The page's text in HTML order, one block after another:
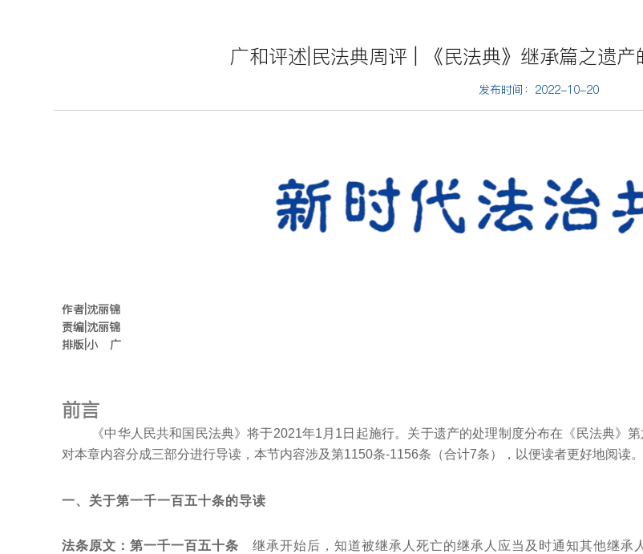
广和评述|民法典周评 | 《民法典》继承篇之遗产
发布时间：2022-10-20
作者|沈丽锦
责编|沈丽锦
排版|小 广
前言
《中华人民共和国民法典》将于2021年1月1日起施行。关于遗产的处理制度分布在《民法典》
对本章内容分成三部分进行导读，本节内容涉及第1150条-1156条（合计7条），以便读者更好地阅读。
一、关于第一千一百五十条的导读
法条原文：第一千一百五十条继承开始后，知道被继承人死亡的继承人应当及时通知其他继